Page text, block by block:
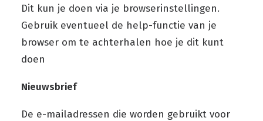
Dit kun je doen via je browserinstellingen.
Gebruik eventueel de help-functie van je
browser om te achterhalen hoe je dit kunt
doen
Nieuwsbrief
De e-mailadressen die worden gebruikt voor